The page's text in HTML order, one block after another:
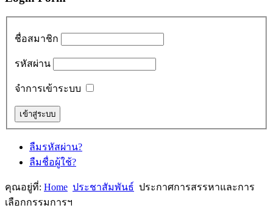
ชื่อสมาชิก
รหัสผ่าน
จำการเข้าระบบ
ลืมรหัสผ่าน?
ลืมชื่อผู้ใช้?
คุณอยู่ที่: Home ประชาสัมพันธ์ ประกาศการสรรหาและการ
เลือกกรรมการฯ